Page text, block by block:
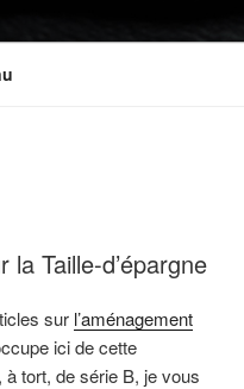
la Taille-d’épargne
sur l’aménagement
ici de cette
à tort, de série B, je vous